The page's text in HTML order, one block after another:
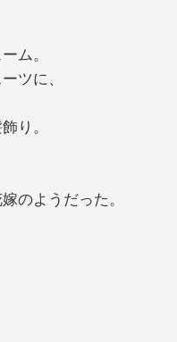
ム。
ツに、
り。
のようだった。